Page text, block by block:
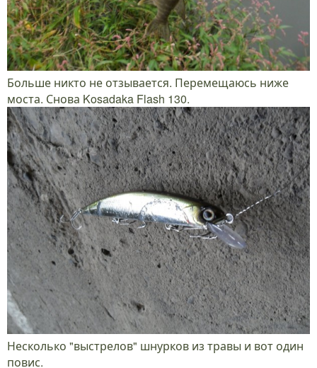
Больше никто не отзывается. Перемещаюсь ниже
моста. Снова Kosadaka Flash 130.
Несколько "выстрелов" шнурков из травы и вот один
повис.